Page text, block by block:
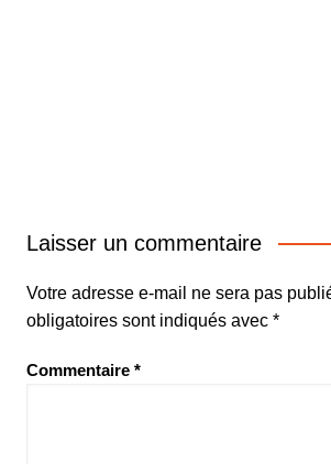
Laisser un commentaire
Votre adresse e-mail ne sera pas
obligatoires sont indiqués avec *
Commentaire *